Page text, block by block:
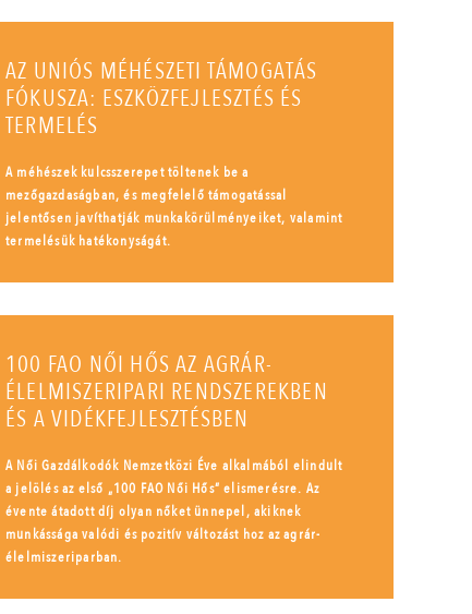
AZ UNIÓS MÉHÉSZETI TÁMOGATÁS
FÓKUSZA: ESZKÖZFEJLESZTÉS ÉS
TERMELÉS
A méhészek kulcsszerepet töltenek be a
mezőgazdaságban, és megfelelő támogatással
jelentősen javíthatják munkakörülményeiket, valamint
termelésük hatékonyságát.
100 FAO NŐI HŐS AZ AGRÁR-
ÉLELMISZERIPARI RENDSZEREKBEN
ÉS A VIDÉKFEJLESZTÉSBEN
A Női Gazdálkodók Nemzetközi Éve alkalmából elindult
a jelölés az első „100 FAO Női Hős” elismerésre. Az
évente átadott díj olyan nőket ünnepel, akiknek
munkássága valódi és pozitív változást hoz az agrár-
élelmiszeriparban.